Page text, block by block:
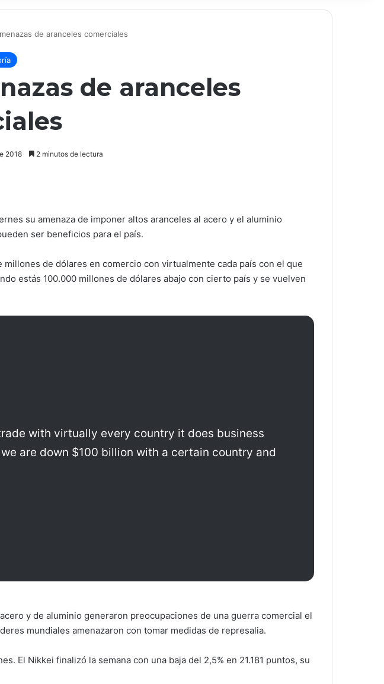
de aranceles comerciales
de aranceles
2018 2 minutos de lectura
su amenaza de imponer altos aranceles al acero y el aluminio
ser beneficios para el país.
de dólares en comercio con virtualmente cada país con el que
estás 100.000 millones de dólares abajo con cierto país y se vuelven
with virtually every country it does business
are down $100 billion with a certain country and
y de aluminio generaron preocupaciones de una guerra comercial el
mundiales amenazaron con tomar medidas de represalia.
El Nikkei finalizó la semana con una baja del 2,5% en 21.181 puntos, su